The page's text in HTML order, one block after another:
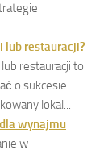
lub restauracji?
restauracji to
o sukcesie
lokal...
wynajmu
w